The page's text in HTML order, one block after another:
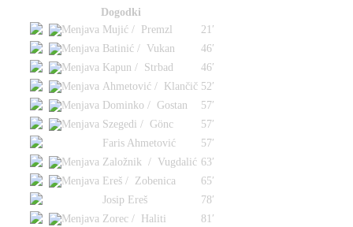
Dogodki
Mujić / Premzl
21′
Batinić / Vukan
46′
Kapun / Strbad
46′
Ahmetović / Klančič 52′
Dominko / Gostan
57′
Szegedi / Gönc
57′
Faris Ahmetović
57′
Založnik / Vugdalić 63′
Ereš / Zobenica
65′
Josip Ereš
78′
Zorec / Haliti
81′